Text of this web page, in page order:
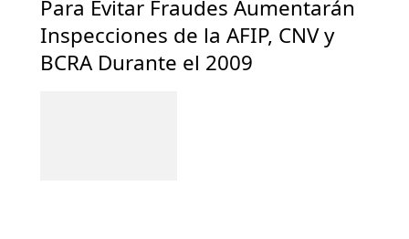
Para Evitar Fraudes Aumentarán
Inspecciones de la AFIP, CNV y
BCRA Durante el 2009